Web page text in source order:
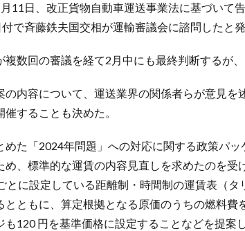
11日、改正貨物自動車運送事業法に基づいて
で斉藤鉄夫国交相が運輸審議会に諮問したと発
複数回の審議を経て2月中にも最終判断するが、
の内容について、運送業界の関係者らが意見
することも決めた。
めた「2024年問題」への対応に関する政策パ
め、標準的な運賃の内容見直しを求めたのを受
とに設定している距離制・時間制の運賃表（
とともに、算定根拠となる原価のうちの燃料費
も120 円を基準価格に設定することなどを提案し